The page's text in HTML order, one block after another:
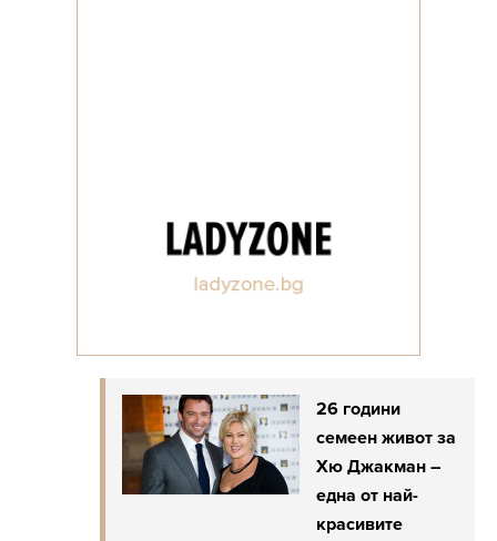
26 години
семеен живот за
Хю Джакман –
една от най-
красивите